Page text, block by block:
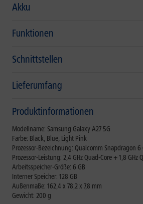
Akku
Funktionen
Schnittstellen
Lieferumfang
Produktinformationen
Modellname: Samsung Galaxy A27 5G
Farbe: Black, Blue, Light Pink
Prozessor-Bezeichnung: Qualcomm Snapdragon 6
Prozessor-Leistung: 2,4 GHz Quad-Core + 1,8 GHz
Arbeitsspeicher-Größe: 6 GB
Interner Speicher: 128 GB
Außenmaße: 162,4 x 78,2 x 7,8 mm
Gewicht: 200 g